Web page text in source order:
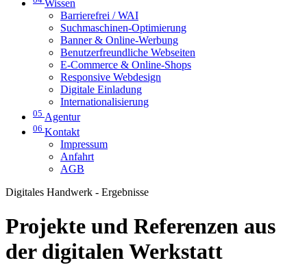
Wissen
Barrierefrei / WAI
Suchmaschinen-Optimierung
Banner & Online-Werbung
Benutzerfreundliche Webseiten
E-Commerce & Online-Shops
Responsive Webdesign
Digitale Einladung
Internationalisierung
05 Agentur
06 Kontakt
Impressum
Anfahrt
AGB
Digitales Handwerk - Ergebnisse
Projekte und Referenzen aus
der digitalen Werkstatt